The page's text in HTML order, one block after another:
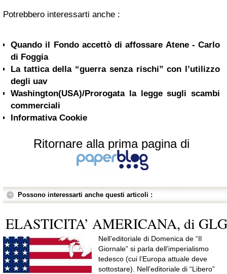
Potrebbero interessarti anche :
Quando il Fondo accettò di affossare Atene - Carlo
di Foggia
La tattica della “guerra senza rischi” con l’utilizzo
degli uav
Washington(USA)/Prorogata la legge sugli scambi
commerciali
Informativa Cookie
Ritornare alla prima pagina di
Possono interessarti anche questi articoli :
ELASTICITA’ AMERICANA, di GLG
Nell’editoriale di Domenica de “Il
Giornale” si parla dell’imperialismo
tedesco (cui l’Europa attuale deve
sottostare). Nell’editoriale di “Libero”